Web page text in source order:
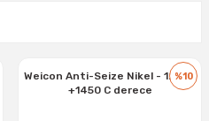
%10
Weicon Anti-Seize Nikel - 120 gr
+1450 C derece